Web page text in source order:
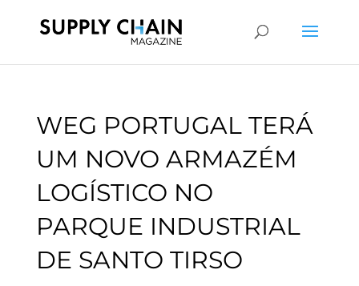
WEG PORTUGAL TERÁ
UM NOVO ARMAZÉM
LOGÍSTICO NO
PARQUE INDUSTRIAL
DE SANTO TIRSO